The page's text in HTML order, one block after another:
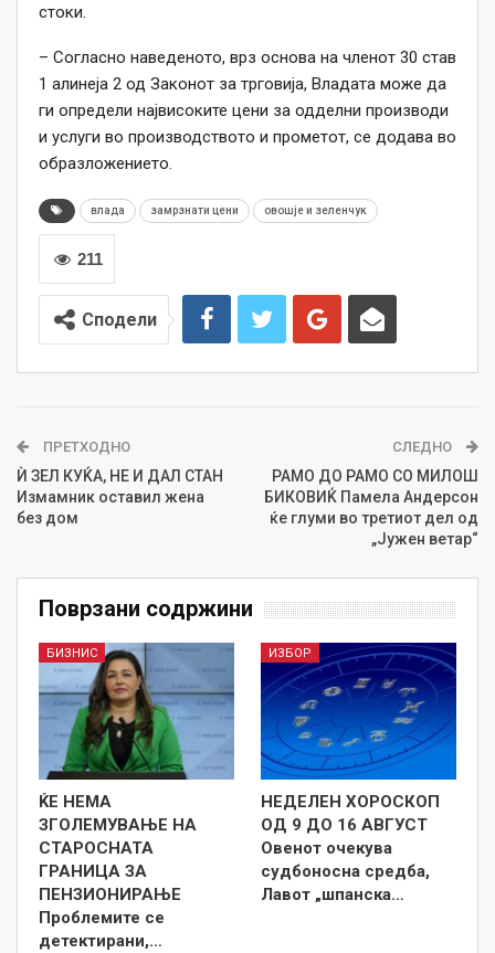
стоки.
– Согласно наведеното, врз основа на членот 30 став
1 алинеја 2 од Законот за трговија, Владата може да
ги определи највисоките цени за одделни производи
и услуги во производството и прометот, се додава во
образложението.
влада замрзнати цени овошје и зеленчук
211
Сподели
ПРЕТХОДНО
Ѝ ЗЕЛ КУЌА, НЕ И ДАЛ СТАН
Измамник оставил жена
без дом
СЛЕДНО
РАМО ДО РАМО СО МИЛОШ
БИКОВИЌ Памела Андерсон
ќе глуми во третиот дел од
„Јужен ветар“
Поврзани содржини
БИЗНИС
ЌЕ НЕМА
ЗГОЛЕМУВАЊЕ НА
СТАРОСНАТА
ГРАНИЦА ЗА
ПЕНЗИОНИРАЊЕ
Проблемите се
детектирани,…
ИЗБОР
НЕДЕЛЕН ХОРОСКОП
ОД 9 ДО 16 АВГУСТ
Овенот очекува
судбоносна средба,
Лавот „шпанска…